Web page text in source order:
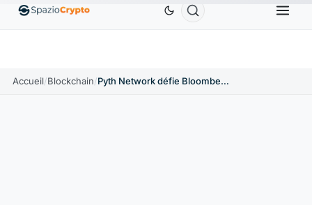
EthereumETH1 880,58 $US TetherUSDT0,9991 $US BNBBNB
Accueil/Blockchain/ Pyth Network défie Bloomberg : Fidelity et Euronext passent on-chain